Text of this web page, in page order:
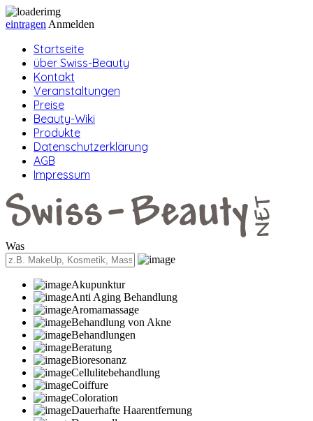
eintragen Anmelden
Startseite
über Swiss-Beauty
Kontakt
Veranstaltungen
Preise
Beauty-Wiki
Produkte
Datenschutzerklärung
AGB
Impressum
Was
Akupunktur
Anti Aging Behandlung
Aromamassage
Behandlung von Akne
Behandlungen
Beratung
Bioresonanz
Cellulitebehandlung
Coiffure
Coloration
Dauerhafte Haarentfernung